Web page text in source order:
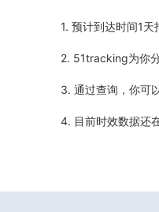
1. 预计到达时间1
2. 51tracking为你
3. 通过查询，你可
4. 目前时效数据还